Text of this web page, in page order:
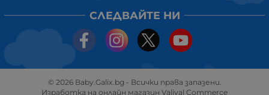
СЛЕДВАЙТЕ НИ
© 2026 Baby.Galix.bg - Всички права запазени.
Изработка на онлайн магазин Valival Commerce